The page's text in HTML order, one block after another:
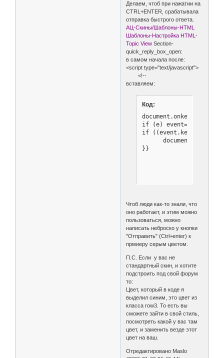
Делаем, чтоб при нажатии на
CTRL+ENTER, срабатывала
отправка быстрого ответа.
АЦ-Скины/Шаблоны-HTML
Шаблоны-Настройка HTML-
Topic ViewSection-
quick_reply_box_open:
в самом начала после:
<script type="text/javascript">
<!--
вставляем:
Код:
if (e) event=e
if
}}
Чтоб люди как-то знали, что
оно работает, и этим можно
пользоваться, можно
написать неброско у кнопки
"Отправить" (Ctrl+enter) к
прмиеру серым цветом.
П.С. Если у вас не
стандартный скин, и хотите
подстроить под свой форум
то:
Цвет, который в коде я
выделил синим, это цвет из
класса row3. То есть вы
сможете зайти в свой стиль,
посмотреть какой у вас там
цвет, и заменить везде этот
цвет на ваш.
Отредактировано Maslo